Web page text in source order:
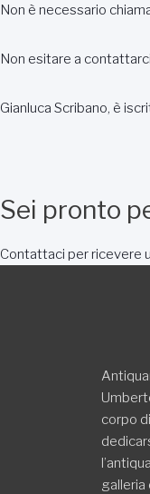
Non è necessario
Non esitare a
Gianluca Scribano, è
Sei pronto
Contattaci per ricevere
corpo
galleria